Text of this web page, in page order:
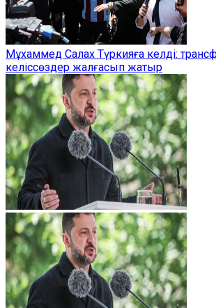
Мұхаммед Салах Түркияға келді:
келіссөздер жалғасып жатыр